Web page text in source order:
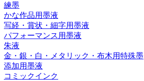
練墨
かな作品用墨液
写経・賞状・細字用墨液
パフォーマンス用墨液
朱液
金・銀・白・メタリック・布木用特殊墨
添加用墨液
コミックインク